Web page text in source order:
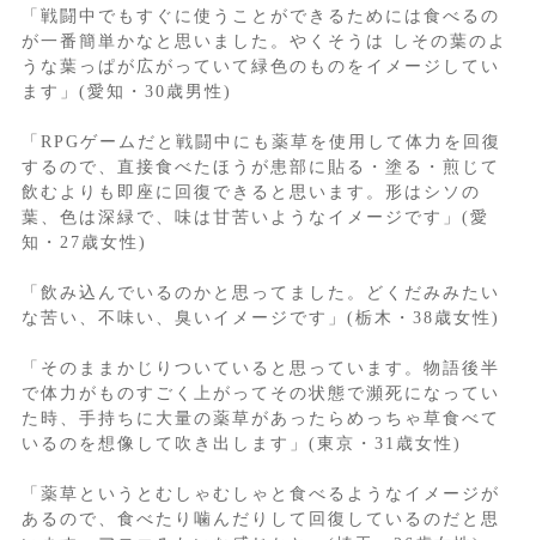
「戦闘中でもすぐに使うことができるためには食べるの
が一番簡単かなと思いました。やくそうは しその葉のよ
うな葉っぱが広がっていて緑色のものをイメージしてい
ます」(愛知・30歳男性)
「RPGゲームだと戦闘中にも薬草を使用して体力を回復
するので、直接食べたほうが患部に貼る・塗る・煎じて
飲むよりも即座に回復できると思います。形はシソの
葉、色は深緑で、味は甘苦いようなイメージです」(愛
知・27歳女性)
「飲み込んでいるのかと思ってました。どくだみみたい
な苦い、不味い、臭いイメージです」(栃木・38歳女性)
「そのままかじりついていると思っています。物語後半
で体力がものすごく上がってその状態で瀕死になってい
た時、手持ちに大量の薬草があったらめっちゃ草食べて
いるのを想像して吹き出します」(東京・31歳女性)
「薬草というとむしゃむしゃと食べるようなイメージが
あるので、食べたり噛んだりして回復しているのだと思